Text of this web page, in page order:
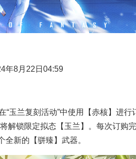
8月22日04:59
兰复刻活动”中使用【赤核】进行
解锁限定拟态【玉兰】。每次订购
新的【骈臻】武器。